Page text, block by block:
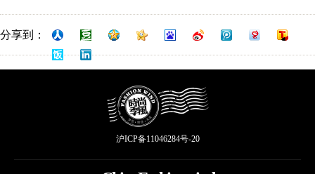
分享到：
沪ICP备11046284号-20